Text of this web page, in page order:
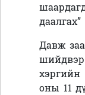
даалгах”
Давж
оны 11